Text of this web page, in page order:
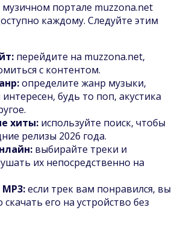
портале muzzona.net
каждому. Следуйте этим
перейдите на muzzona.net,
с контентом.
определите жанр музыки,
будь то поп, акустика
хиты: используйте поиск, чтобы
релизы 2026 года.
выбирайте треки и
их непосредственно на
если трек вам понравился, вы
его на устройство без